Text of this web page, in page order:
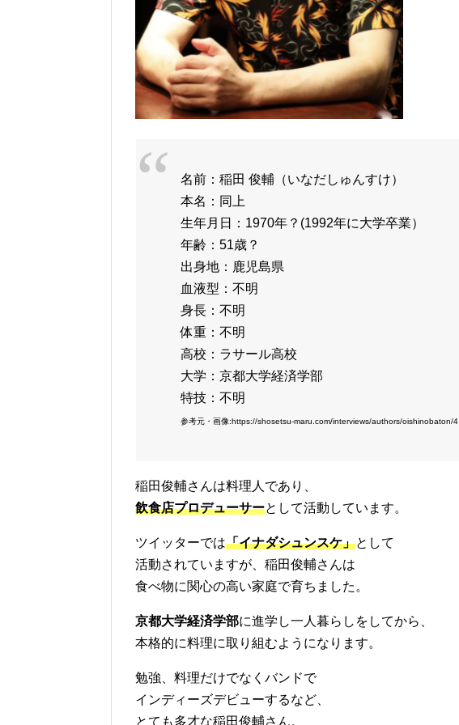
名前：稲田 俊輔（いなだしゅんすけ）
本名：同上
生年月日：1970年？(1992年に大学卒業）
年齢：51歳？
出身地：鹿児島県
血液型：不明
身長：不明
体重：不明
高校：ラサール高校
大学：京都大学経済学部
特技：不明
参考元・画像:https://shosetsu-maru.com/interviews/authors/oishinobaton/4
稲田俊輔さんは料理人であり、
飲食店プロデューサーとして活動しています。
ツイッターでは「イナダシュンスケ」として
活動されていますが、稲田俊輔さんは
食べ物に関心の高い家庭で育ちました。
京都大学経済学部に進学し一人暮らしをしてから、
本格的に料理に取り組むようになります。
勉強、料理だけでなくバンドで
インディーズデビューするなど、
とても多才な稲田俊輔さん。